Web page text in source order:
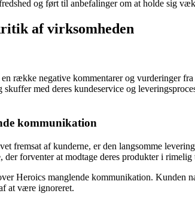
og ført til anbefalinger om at holde sig
af virksomheden
række negative kommentarer og vurderinger
med deres kundeservice og
kommunikation
fremsat af kunderne, er den langsomme
forventer at modtage deres produkter i rimelig
Heroics manglende kommunikation. Kunden
at være ignoreret.